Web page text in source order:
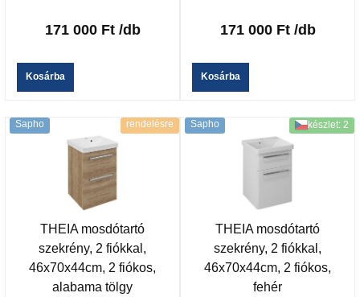
171 000 Ft /db
Kosárba
171 000 Ft /db
Kosárba
Sapho rendelésre
THEIA mosdótartó
szekrény, 2 fiókkal,
46x70x44cm, 2 fiókos,
alabama tölgy
Sapho készlet: 2
THEIA mosdótartó
szekrény, 2 fiókkal,
46x70x44cm, 2 fiókos,
fehér